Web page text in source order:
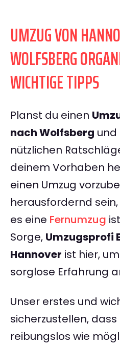
UMZUG VON
WOLFSBERG
WICHTIGE TIPPS
Planst du einen
nach Wolfsberg und
nützlichen
deinem Vorhaben
einen Umzug
herausfordernd
es eine Fernumzug
Sorge, Umzugsprofi
Hannover ist hier,
sorglose Erfahrung
Unser erstes und
sicherzustellen, dass
reibungslos wie